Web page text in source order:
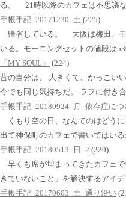
る。 21時以降のカフェは不思議
手帳手記_20171230_土 (225)
帰省している。 大阪は梅田、モ
いる。モーニングセットの値段は
「MY SOUL」
(224)
昔の自分は、 大きくて、かっこい
今でも同じ気持ちだ。 ラフに付き
手帳手記_20180924_月_依存症に
くもり空の日、なんてのはどう
出て神保町のカフェで書いてはい
手帳手記_20180513_日_2 (220)
早くも席が埋まってきたカフェ
きていないこと」を解決するアイ
手帳手記_20170603_土_通り沿い